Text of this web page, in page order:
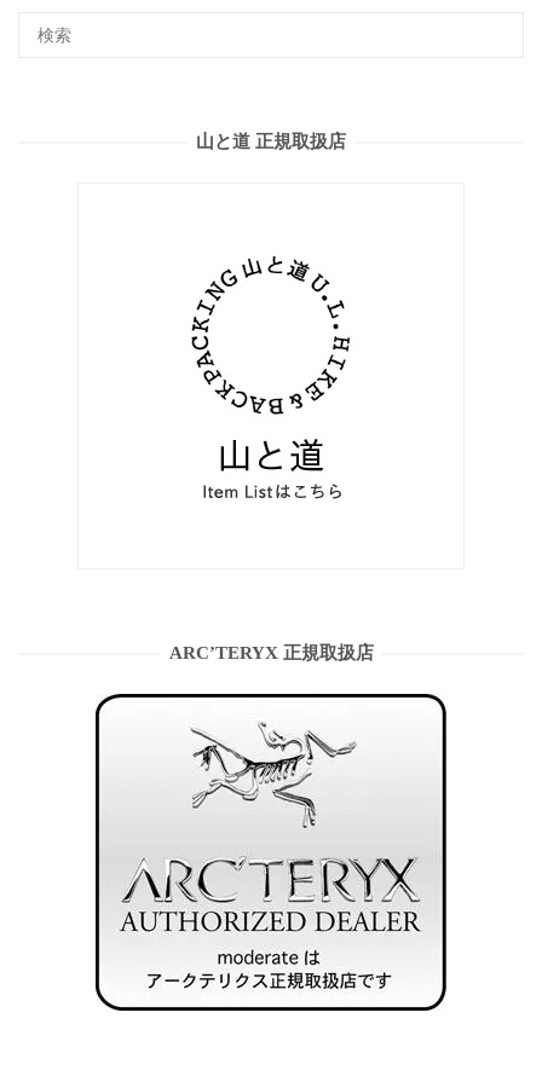
山と道 正規取扱店
ARC’TERYX 正規取扱店